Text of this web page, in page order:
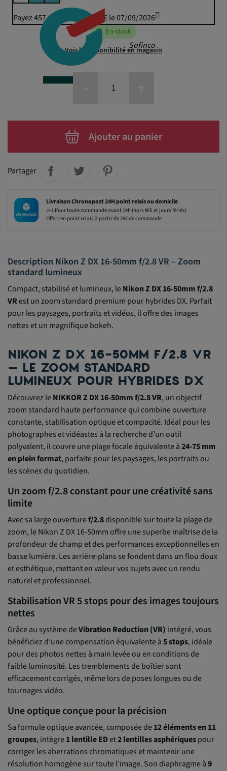
Sofinco
Payez 457,68 € puis 449,95 € le 07/09/2026
En stock
Voir la disponibilité en magasin
Ajouter au panier
Partager
Livraison Chronopost 24H point relais ou domicile
J+1 Pour toute commande avant 14h (hors WE et jours fériés)
Offert en point relais à partir de 79€ de commande
Description Nikon Z DX 16-50mm f/2.8 VR – Zoom
standard lumineux
Compact, stabilisé et lumineux, leNikon Z DX 16-50mm f/2.8
VRest un zoom standard premium pour hybrides DX. Parfait
pour les paysages, portraits et vidéos, il offre des images
nettes et un magnifique bokeh.
NIKON Z DX 16-50MM F/2.8 VR
– LE ZOOM STANDARD
LUMINEUX POUR HYBRIDES DX
Découvrez leNIKKOR Z DX 16-50mm f/2.8 VR, un objectif
zoom standard haute performance qui combine ouverture
constante, stabilisation optique et compacité. Idéal pour les
photographes et vidéastes à la recherche d’un outil
polyvalent, il couvre une plage focale équivalente à24-75 mm
en plein format, parfaite pour les paysages, les portraits ou
les scènes du quotidien.
Un zoom f/2.8 constant pour une créativité sans
limite
Avec sa large ouverturef/2.8disponible sur toute la plage de
zoom, le Nikon Z DX 16-50mm offre une superbe maîtrise de la
profondeur de champ et des performances exceptionnelles en
basse lumière. Les arrière-plans se fondent dans un flou doux
et esthétique, mettant en valeur vos sujets avec un rendu
naturel et professionnel.
Stabilisation VR 5 stops pour des images toujours
nettes
Grâce au système deVibration Reduction (VR) intégré, vous
bénéficiez d’une compensation équivalente à5 stops, idéale
pour des photos nettes à main levée ou en conditions de
faible luminosité. Les tremblements de boîtier sont
efficacement corrigés, même lors de poses longues ou de
tournages vidéo.
Une optique conçue pour la précision
Sa formule optique avancée, composée de12 éléments en 11
groupes, intègre1 lentille EDet2 lentilles asphériquespour
corriger les aberrations chromatiques et maintenir une
résolution homogène sur toute l’image. Son diaphragme à9